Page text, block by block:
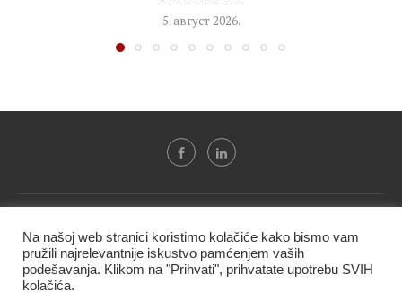
5. август 2026.
BIF PRESS doo" i ne smeju se presnositi niti koristiti, delimično
ni u celosti, bez izričite dozvole kompanije.
Na našoj web stranici koristimo kolačiće kako bismo vam
pružili najrelevantnije iskustvo pamćenjem vaših
podešavanja. Klikom na "Prihvati", prihvatate upotrebu SVIH
kolačića.